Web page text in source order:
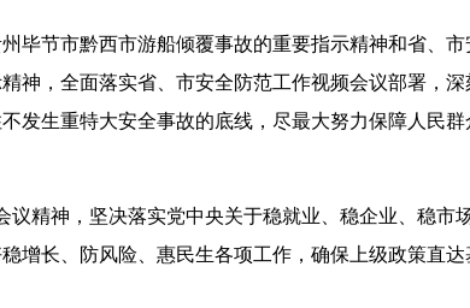
节市黔西市游船倾覆事故的重要指示精神和省、市
神，全面落实省、市安全防范工作视频会议部署，深
发生重特大安全事故的底线，尽最大努力保障人民
精神，坚决落实党中央关于稳就业、稳企业、稳市
增长、防风险、惠民生各项工作，确保上级政策直达